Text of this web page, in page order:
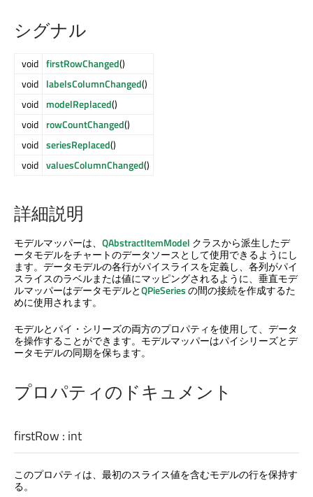
シグナル
void firstRowChanged()
void labelsColumnChanged()
void modelReplaced()
void rowCountChanged()
void seriesReplaced()
void valuesColumnChanged()
詳細説明
モデルマッパーは、 QAbstractItemModel クラスから派生したデ
ータモデルをチャートのデータソースとして使用できるようにし
ます。データモデルの各行がパイスライスを定義し、各列がパイ
スライスのラベルまたは値にマッピングされるように、垂直モデ
ルマッパーはデータモデルとQPieSeriesの間の接続を作成するた
めに使用されます。
モデルとパイ・シリーズの両方のプロパティを使用して、データ
を操作することができます。モデルマッパーはパイシリーズとデ
ータモデルの同期を保ちます。
プロパティのドキュメント
firstRow : int
このプロパティは、最初のスライス値を含むモデルの行を保持す
る。